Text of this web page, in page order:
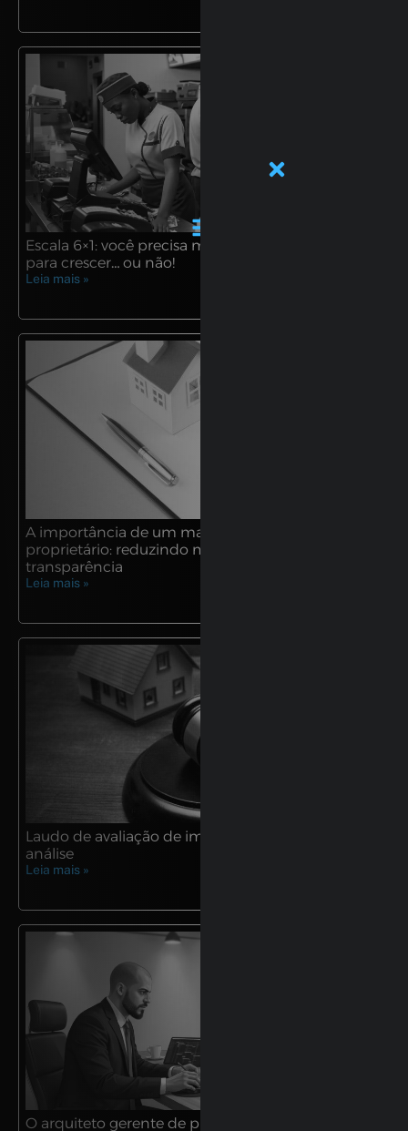
PRÓXIMO
Escala 6×1: você precisa moer seus funcionários
para crescer… ou não!
Leia mais »
A importância de um manual de imóvel para
proprietário: reduzindo medos e garantindo
transparência
Leia mais »
Laudo de avaliação de imóvel urbano: um guia de
análise
Leia mais »
O arquiteto gerente de projetos: uma abordagem